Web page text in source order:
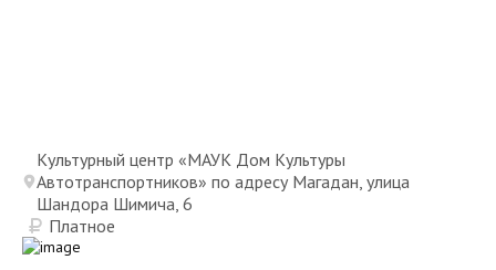
Культурный центр «МАУК Дом Культуры
Автотранспортников» по адресу Магадан, улица
Шандора Шимича, 6
Платное